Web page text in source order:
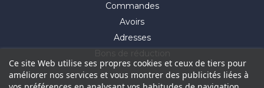
Commandes
Avoirs
Adresses
Ce site Web utilise ses propres cookies et ceux de tiers pour
améliorer nos services et vous montrer des publicités liées à